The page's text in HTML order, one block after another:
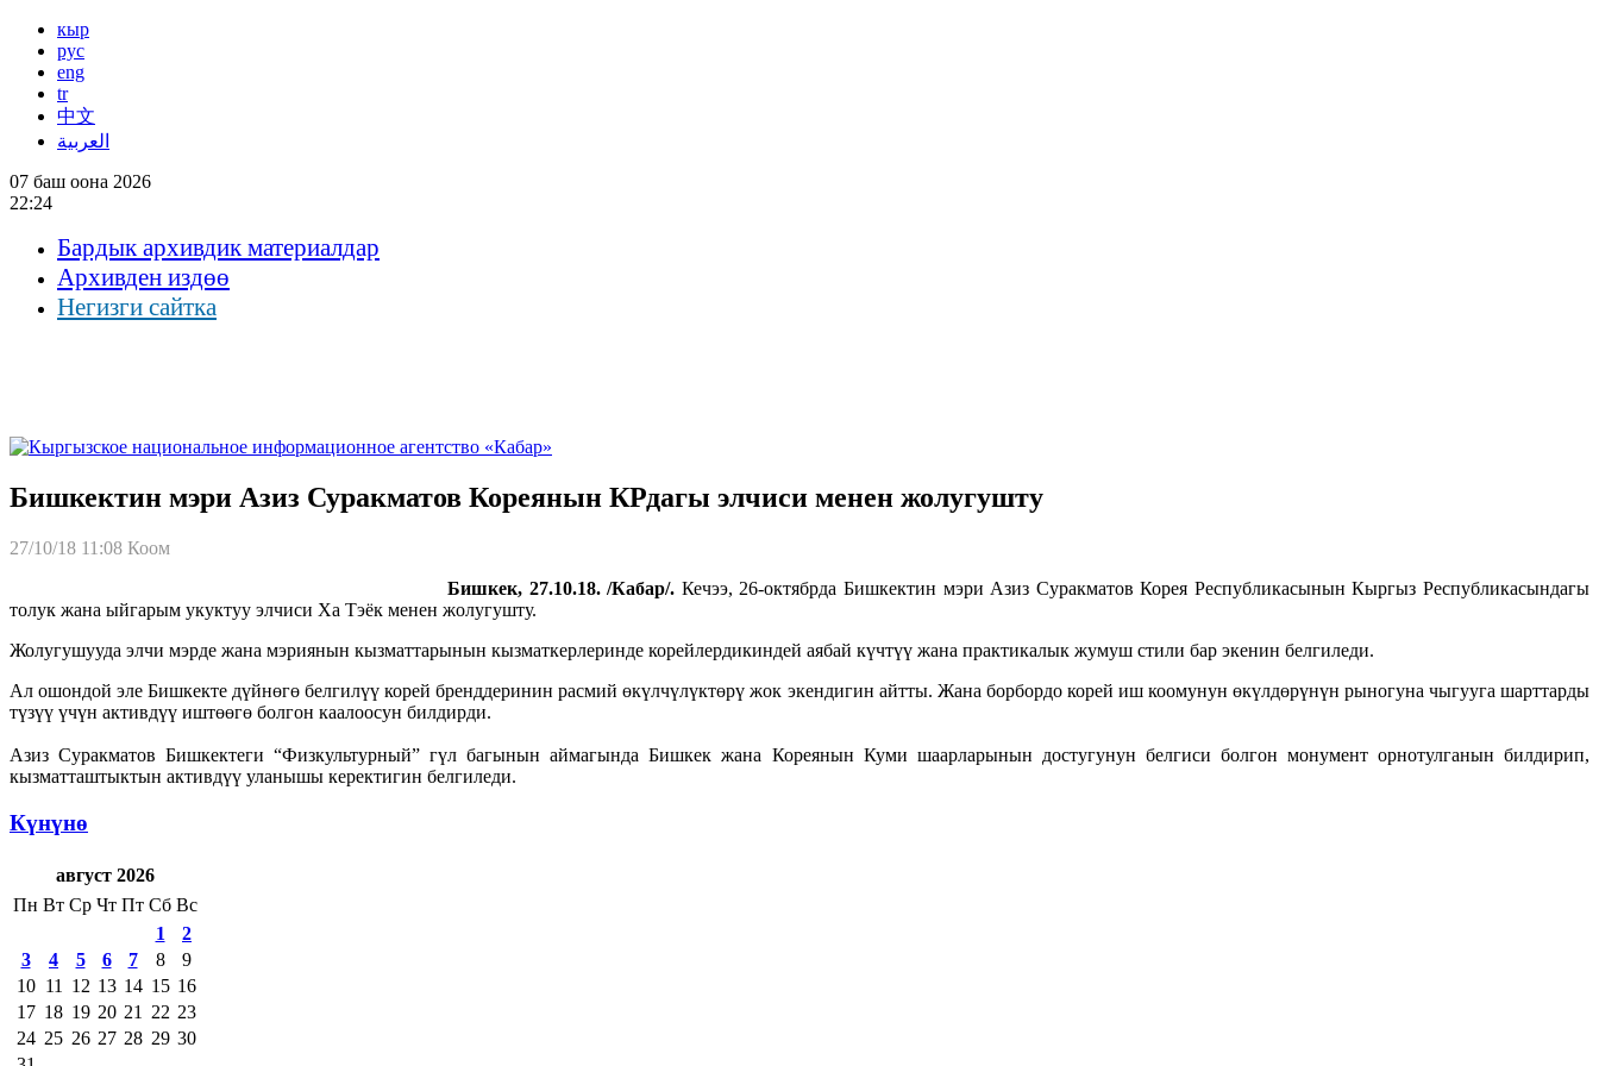
кыр
рус
eng
tr
中文
العربية
07 баш оона 2026
22:24
Бардык архивдик материалдар
Архивден издөө
Негизги сайтка
Бишкектин мэри Азиз Суракматов Кореянын КРдагы элчиси менен жолугушту
27/10/18 11:08 Коом
Бишкек, 27.10.18. /Кабар/. Кечээ, 26-октябрда Бишкектин мэри Азиз Суракматов Корея Республикасынын Кыргыз Республикасындагы
толук жана ыйгарым укуктуу элчиси Ха Тэёк менен жолугушту.
Жолугушууда элчи мэрде жана мэриянын кызматтарынын кызматкерлеринде корейлердикиндей аябай күчтүү жана практикалык жумуш стили бар экенин белгиледи.
Ал ошондой эле Бишкекте дүйнөгө белгилүү корей бренддеринин расмий өкүлчүлүктөрү жок экендигин айтты. Жана борбордо корей иш коомунун өкүлдөрүнүн рыногуна чыгууга шарттарды
түзүү үчүн активдүү иштөөгө болгон каалоосун билдирди.
Азиз Суракматов Бишкектеги “Физкультурный” гүл багынын аймагында Бишкек жана Кореянын Куми шаарларынын достугунун белгиси болгон монумент орнотулганын билдирип,
кызматташтыктын активдүү уланышы керектигин белгиледи.
Күнүнө
август 2026
Пн Вт Ср Чт Пт Сб Вс
1
2
3
4 5 6 7 8
9
10 11 12 13 14 15 16
17 18 19 20 21 22 23
24 25 26 27 28 29 30